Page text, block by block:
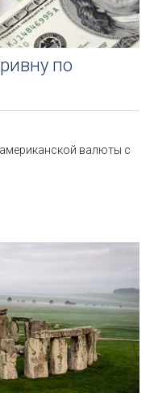
по
валюты с